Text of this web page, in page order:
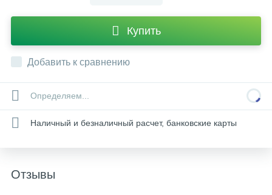
Купить
Добавить к сравнению
Определяем...
Наличный и безналичный расчет, банковские карты
Отзывы